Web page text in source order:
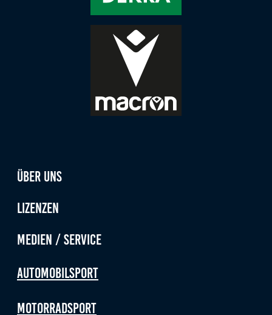
Über uns
Lizenzen
Medien / Service
Automobilsport
Motorradsport